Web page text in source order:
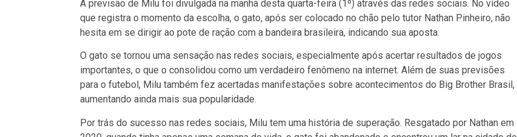
A previsão de Milu foi divulgada na manhã desta quarta-feira (1º) através das redes sociais. No vídeo
que registra o momento da escolha, o gato, após ser colocado no chão pelo tutor Nathan Pinheiro, não
hesita em se dirigir ao pote de ração com a bandeira brasileira, indicando sua aposta.
O gato se tornou uma sensação nas redes sociais, especialmente após acertar resultados de jogos
importantes, o que o consolidou como um verdadeiro fenômeno na internet. Além de suas previsões
para o futebol, Milu também fez acertadas manifestações sobre acontecimentos do Big Brother Brasil,
aumentando ainda mais sua popularidade.
Por trás do sucesso nas redes sociais, Milu tem uma história de superação. Resgatado por Nathan em